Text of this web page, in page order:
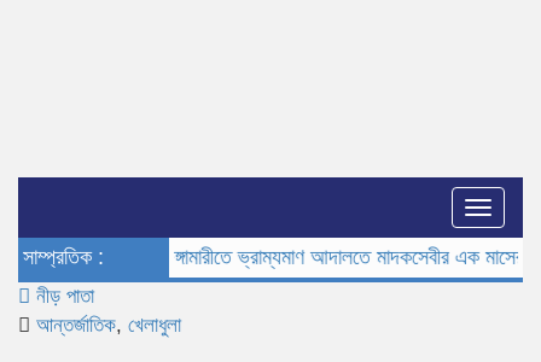
Toggle
সাম্প্রতিক :ভূরুঙ্গামারীতে ভ্রাম্যমাণ আদালতে মাদকসেবীর এক মাসের কারাদণ্ড
নীড় পাতা
আন্তর্জাতিক, খেলাধুলা